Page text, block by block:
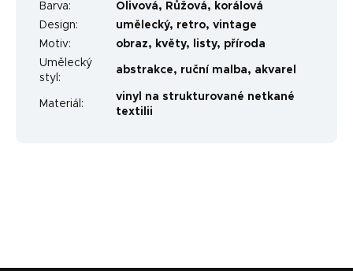
Barva: Olivová, Růžová, korálová
Design: umělecký, retro, vintage
Motiv: obraz, květy, listy, příroda
Umělecký
styl :
abstrakce, ruční malba, akvarel
Materiál :
vinyl na strukturované netkané
textilii